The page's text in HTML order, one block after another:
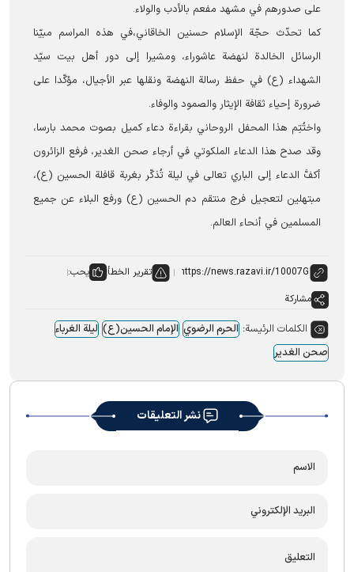
على صدورهم في مشهد مفعم بالأدب والولاء.
كما تحدّث حجّة الإسلام حسنين الخاقاني،في هذه المراسم مبيّنا
الرسائل الخالدة لنهضة عاشوراء، ومشيرا إلى دور أهل بيت سيّد
الشهداء (ع) في حفظ رسالة النهضة ونقلها عبر الأجيال، مؤكّدا على
ضرورة إحياء ثقافة الإيثار والصمود والوفاء.
واختُتِم هذا المحفل الروحاني بقراءة دعاء كميل بصوت محمد بارسا،
وقد صدح هذا الدعاء الملكوتي في أرجاء صحن الغدير، فرفع الزائرون
أكفَّ الدعاء إلى الباري تعالى في ليلة تُذكّر بغربة قافلة الحسين (ع)،
مبتهلين لتعجيل فرج منتقم دم الحسين (ع) ورفع البلاء عن جميع
المسلمين في أنحاء العالم.
تقرير الخطأ
يحب:
مشاركة
الكلمات الرئيسة: الحرم الرضوي الإمام الحسین(ع) لیلة الغرباء
صحن الغدیر
نشر التعليقات